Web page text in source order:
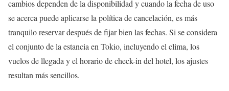
cambios dependen de la disponibilidad y cuando la fecha de uso
se acerca puede aplicarse la política de cancelación, es más
tranquilo reservar después de fijar bien las fechas. Si se considera
el conjunto de la estancia en Tokio, incluyendo el clima, los
vuelos de llegada y el horario de check-in del hotel, los ajustes
resultan más sencillos.